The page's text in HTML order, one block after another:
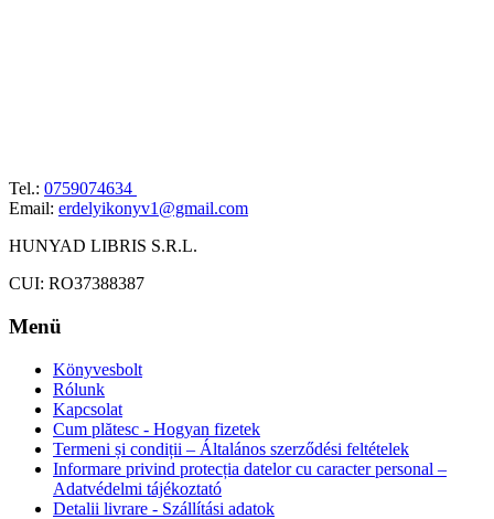
Tel.: 0759074634
Email: erdelyikonyv1@gmail.com
HUNYAD LIBRIS S.R.L.
CUI: RO37388387
Menü
Könyvesbolt
Rólunk
Kapcsolat
Cum plătesc - Hogyan fizetek
Termeni și condiții – Általános szerződési feltételek
Informare privind protecția datelor cu caracter personal –
Adatvédelmi tájékoztató
Detalii livrare - Szállítási adatok